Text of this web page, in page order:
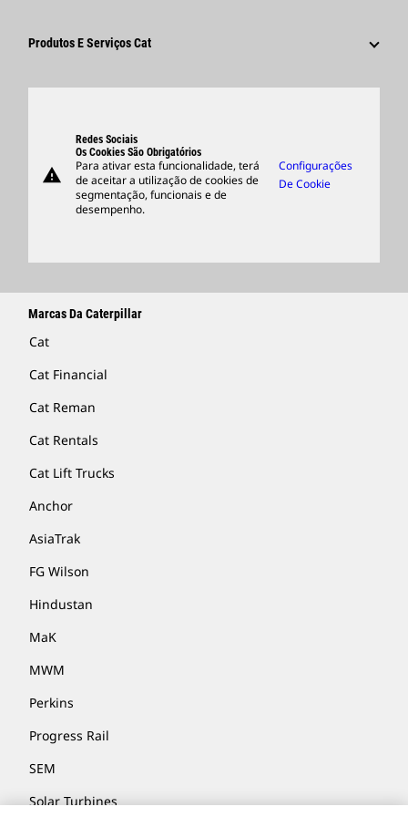
Inovação
Fornecedores
Produtos E Serviços Cat
Suporte
Merchandise
Encontrar Um Revendedor
warning
Redes Sociais
Os Cookies São Obrigatórios
Para ativar esta funcionalidade, terá
de aceitar a utilização de cookies de
segmentação, funcionais e de
desempenho.
Configurações
De Cookie
Marcas Da Caterpillar
Cat
Cat Financial
Cat Reman
Cat Rentals
Cat Lift Trucks
Anchor
AsiaTrak
FG Wilson
Hindustan
MaK
MWM
Perkins
Progress Rail
SEM
Solar Turbines